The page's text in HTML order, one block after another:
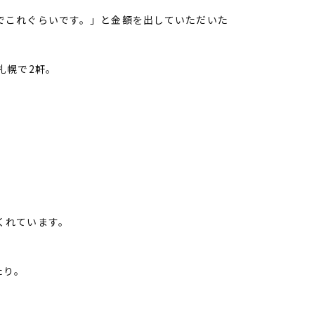
れぐらいです。」と金額を出していただいた
で2軒。
ています。
。